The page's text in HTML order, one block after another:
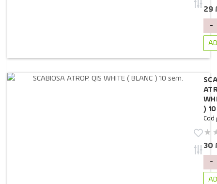
29
-
)
Cod
30
-